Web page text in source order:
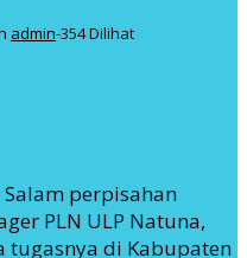
admin-354 Dilihat
Salam perpisahan
PLN ULP Natuna,
tugasnya di Kabupaten